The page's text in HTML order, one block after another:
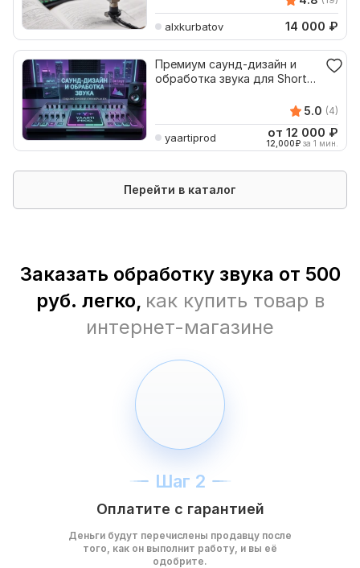
alxkurbatov 14 000 ₽
Премиум саунд-дизайн и
обработка звука для Shorts,
5.0 (4)
yaartiprod от 12 000 ₽
12,000₽ за 1 мин.
Перейти в каталог
Заказать обработку звука от 500
руб. легко, как купить товар в
интернет-магазине
Шаг 2
Оплатите с гарантией
Деньги будут перечислены продавцу после
того, как он выполнит работу, и вы её
одобрите.